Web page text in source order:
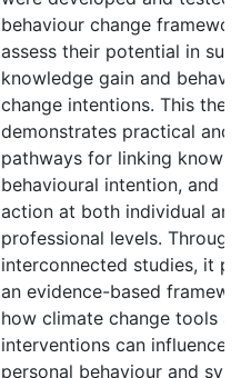
behaviour change
assess their potential in
knowledge gain and
change intentions. This
demonstrates practical and
pathways for linking
behavioural intention, and
action at both individual and
professional levels.
interconnected studies, it
an evidence-based
how climate change tools
interventions can influence
personal behaviour and